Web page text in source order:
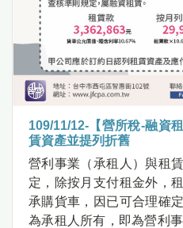
109/11/12-【營所稅-融資
賃資產並提列折舊
營利事業（承租人）與租
定，除按月支付租金外，
承購貨車，因已可合理確
為承租人所有，即為營利